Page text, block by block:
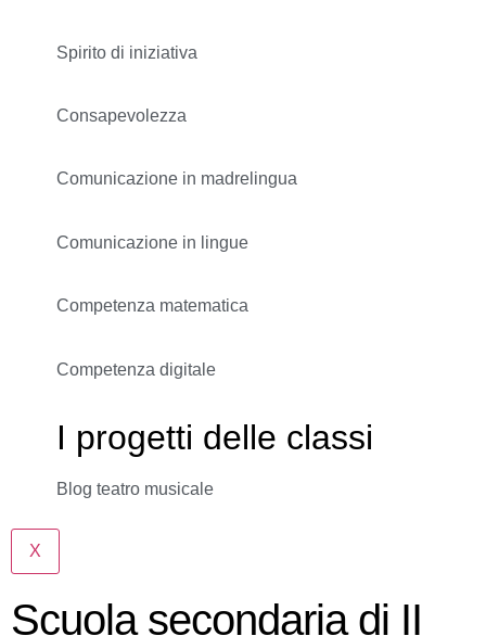
Spirito di iniziativa
Consapevolezza
Comunicazione in madrelingua
Comunicazione in lingue
Competenza matematica
Competenza digitale
I progetti delle classi
Blog teatro musicale
X
Scuola secondaria di II